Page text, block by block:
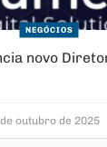
NEGÓCIOS
novo
outubro de 2025